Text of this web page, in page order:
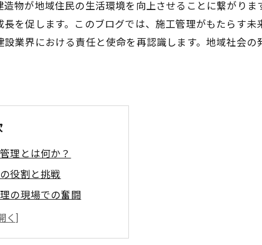
物が地域住民の生活環境を向上させることに繋がりま
を促します。このブログでは、施工管理がもたらす未
業界における責任と使命を再認識します。地域社会の
理とは何か？
役割と挑戦
の現場での奮闘
たらす恩恵とは？
管理の持続可能な絆